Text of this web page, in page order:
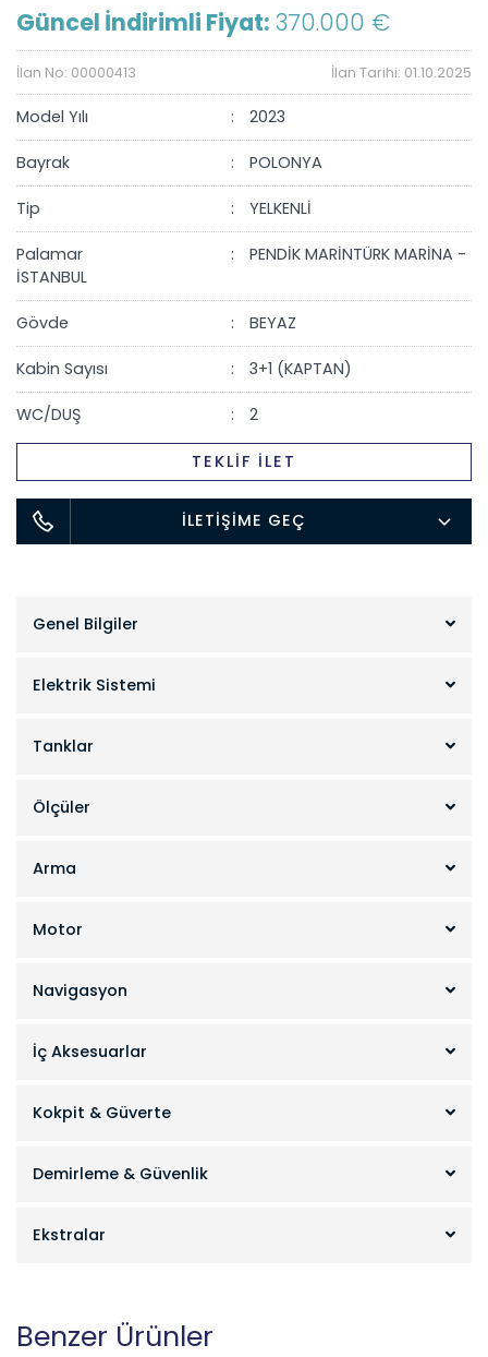
Güncel İndirimli Fiyat: 370.000 €
İlan No: 00000413 İlan Tarihi: 01.10.2025
Model Yılı 2023
Bayrak POLONYA
Tip YELKENLİ
Palamar
PENDİK MARİNTÜRK MARİNA -
İSTANBUL
Gövde BEYAZ
Kabin Sayısı 3+1 (KAPTAN)
WC/DUŞ 2
TEKLİF İLET
İLETİŞİME GEÇ
Genel Bilgiler
Elektrik Sistemi
Tanklar
Ölçüler
Arma
Motor
Navigasyon
İç Aksesuarlar
Kokpit & Güverte
Demirleme & Güvenlik
Ekstralar
Benzer Ürünler